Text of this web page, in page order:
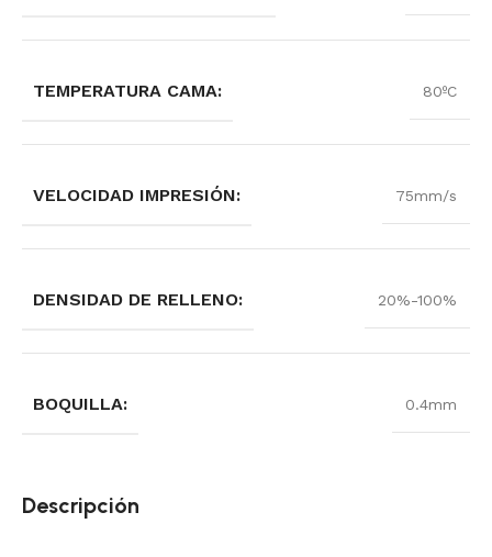
TEMPERATURA CAMA: 80ºC
VELOCIDAD IMPRESIÓN: 75mm/s
DENSIDAD DE RELLENO: 20%-100%
BOQUILLA: 0.4mm
Descripción